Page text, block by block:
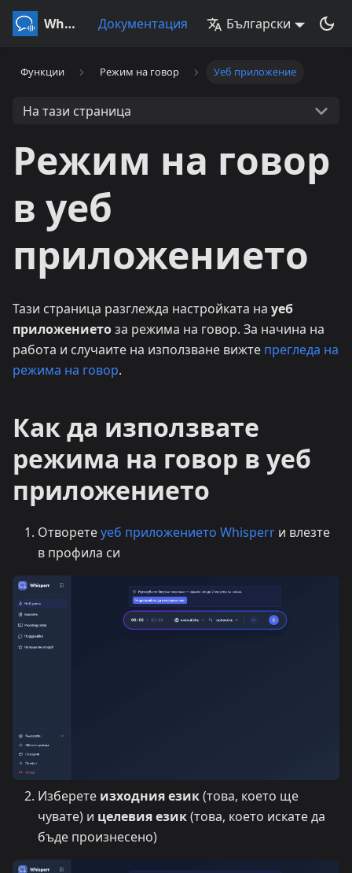
Whisperr Документация Български
Функции Режим на говор Уеб приложение
На тази страница
Режим на говор
в уеб
приложението
Тази страница разглежда настройката на уеб
приложениетоза режима на говор. За начина на
работа и случаите на използване вижте прегледа на
режима на говор.
Как да използвате
режима на говор в уеб
приложението
Отворетеуеб приложението Whisperr и влезте
в профила си
Изберете изходния език(това, което ще
чувате) и целевия език(това, което искате да
бъде произнесено)